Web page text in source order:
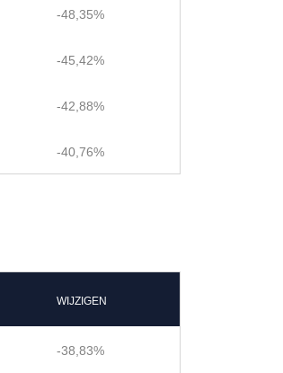
-48,35%
-45,42%
-42,88%
-40,76%
WIJZIGEN
-38,83%